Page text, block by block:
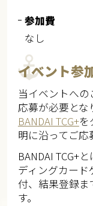
参加費
なし
イベント参
当イベントへの
応募が必要とな
BANDAI TCG+を
明に沿ってご応
BANDAI TCG+
ディングカー
付、結果登録ま
す。